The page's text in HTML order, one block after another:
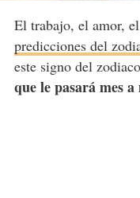
El trabajo, el amor,
predicciones del
este signo del
que le pasará mes a